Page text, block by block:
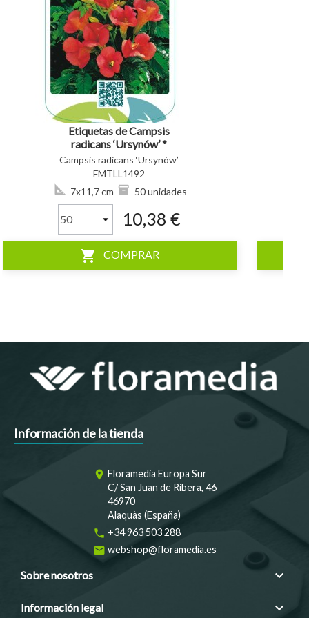
Etiquetas de Campsis
radicans ‘Ursynów’ *
Campsis radicans ‘Ursynów’
FMTLL1492
7x11,7 cm
50 unidades
10,38 €
shopping_cart COMPRAR
Información de la tienda
room Floramedia Europa Sur
C/ San Juan de Ribera, 46
46970
Alaquàs (España)
phone +34 963 503 288
email webshop@floramedia.es
Sobre nosotros 
Información legal 